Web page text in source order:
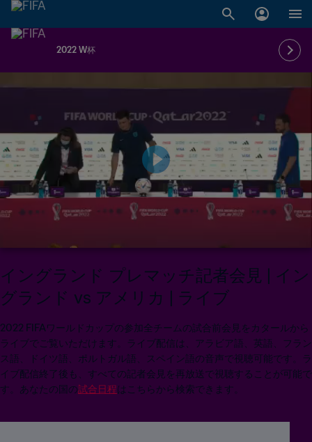
2022 W杯
イングランド プレマッチ記者会見 | イン
グランド vs アメリカ | ライブ
2022 FIFAワールドカップの参加全チームの試合前会見をカタールから
ライブでご覧いただけます。ライブ配信は、アラビア語、英語、フラン
ス語、ドイツ語、ポルトガル語、スペイン語の音声で視聴可能です。ラ
イブ配信終了後も、すべての記者会見を再放送で視聴することが可能で
す。あなたの国の試合日程はこちらから検索できます。